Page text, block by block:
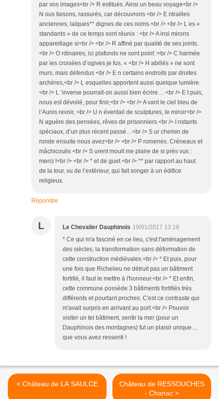
par vos images<br /> R estitués. Ainsi un beau voyage<br />
N ous faisons, rassurés, car découvrons <br /> E ntrailles
anciennes, laïques** dignes de ces noms.<br /> <br /> L es «
standards » de ce temps sont réunis : <br /> A insi mirons
appareillage si<br /> <br /> R affiné par qualité de ses joints.
<br /> O rdinaires, ici plafonds ne sont point :<br /> C harmée
par les croisées d’ogives je fus. « <br /> H abillés » ne sont
murs, mais défendus <br /> E n certains endroits par droites
archères,<br /> L esquelles apportent aussi quelque lumière.
<br /> L ‘inverse pourrait-on aussi bien écrire… <br /> E t puis,
nous est dévoilé, pour finir,<br /> <br /> A vant le ciel bleu de
l’Aunis revoir, <br /> U n éventail de sculptures, le miroir<br />
N aguère des pensées, rêves de prisonniers.<br /> I nstants
spéciaux, d’un plus récent passé…<br /> S ur chemin de
ronde ensuite nous avez<br /> <br /> P romenés. Créneaux et
mâchicoulis <br /> S urent moult me plaire de si près vus :
merci !<br /> <br /> * et de guet.<br /> ** par rapport au haut
de la tour, vu de l’extérieur, qui fait songer à un édifice
religieux.
Répondre
L Le Chevalier Dauphinois 19/01/2017 13:16
* Ce qui m'a fasciné en ce lieu, c'est l'aménagement
des siècles, la transformation sans déformation de
cette construction médiévales.<br /> * Et puis, pour
une fois que Richelieu ne détruit pas un bâtiment
fortifié, il faut le mettre à l'honneur.<br /> * Et enfin,
cette commune possède 3 bâtiments fortifiés très
différents et pourtant proches. C'est ce contraste qui
m'avait surpris en arrivant au port.<br /> Pouvoir
visiter un tel bâtiment, sentir la mer (pour un
Dauphinois des montagnes) fut un plaisir unique....
que vous avez ressenti !
< Château de LA SAULCE
Château de RESSOUCHES
- Chanac >